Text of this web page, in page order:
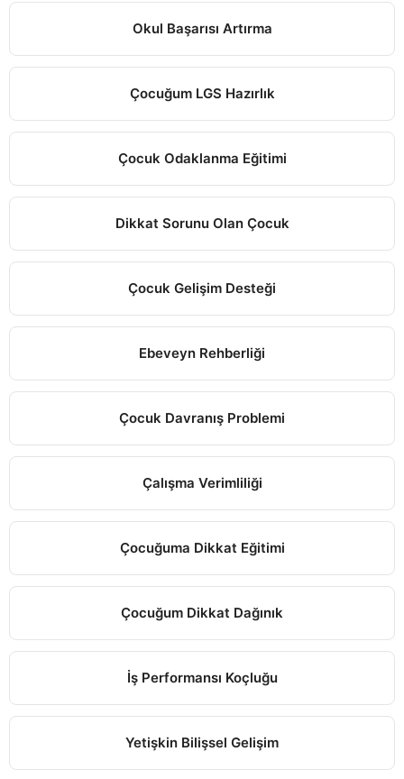
Okul Başarısı Artırma
Çocuğum LGS Hazırlık
Çocuk Odaklanma Eğitimi
Dikkat Sorunu Olan Çocuk
Çocuk Gelişim Desteği
Ebeveyn Rehberliği
Çocuk Davranış Problemi
Çalışma Verimliliği
Çocuğuma Dikkat Eğitimi
Çocuğum Dikkat Dağınık
İş Performansı Koçluğu
Yetişkin Bilişsel Gelişim